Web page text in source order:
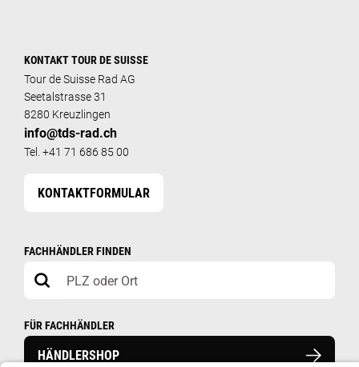
KONTAKT TOUR DE SUISSE
Tour de Suisse Rad AG
Seetalstrasse 31
8280 Kreuzlingen
info@tds-rad.ch
Tel. +41 71 686 85 00
KONTAKTFORMULAR
FACHHÄNDLER FINDEN
FÜR FACHHÄNDLER
HÄNDLERSHOP